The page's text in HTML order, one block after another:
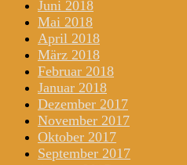
Juni 2018
Mai 2018
April 2018
März 2018
Februar 2018
Januar 2018
Dezember 2017
November 2017
Oktober 2017
September 2017